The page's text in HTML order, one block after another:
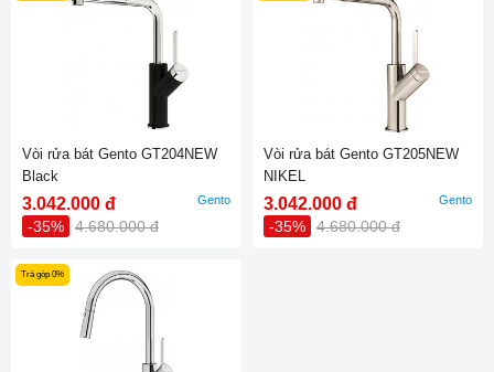
Vòi rửa bát Gento GT204NEW
Black
3.042.000 đ
-35% 4.680.000 đ
Gento
Vòi rửa bát Gento GT205NEW
NIKEL
3.042.000 đ
-35% 4.680.000 đ
Gento
Trả góp 0%